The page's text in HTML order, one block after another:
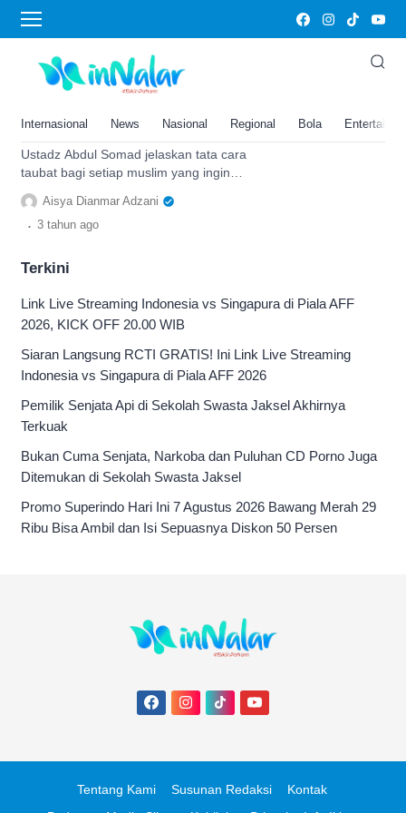
Internasional News Nasional Regional Bola
mengumbar aib
Begini Cara Taubat yang Benar
Kata Ustadz Abdul Somad, Ada 2
Lakukan Hal Ini
Ustadz Abdul Somad jelaskan tata cara
taubat bagi setiap muslim yang ingin
kembali kepada Allah, ada dua amalan
yang perlu dilaksanakan.
Aisya Dianmar Adzani
. 3 tahun ago
Terkini
Link Live Streaming Indonesia vs Singapura di Piala AFF
2026, KICK OFF 20.00 WIB
Siaran Langsung RCTI GRATIS! Ini Link Live Streaming
Indonesia vs Singapura di Piala AFF 2026
Pemilik Senjata Api di Sekolah Swasta Jaksel Akhirnya
Terkuak
Bukan Cuma Senjata, Narkoba dan Puluhan CD Porno Juga
Ditemukan di Sekolah Swasta Jaksel
Promo Superindo Hari Ini 7 Agustus 2026 Bawang Merah 29
Ribu Bisa Ambil dan Isi Sepuasnya Diskon 50 Persen
Tentang Kami Susunan Redaksi
Kontak